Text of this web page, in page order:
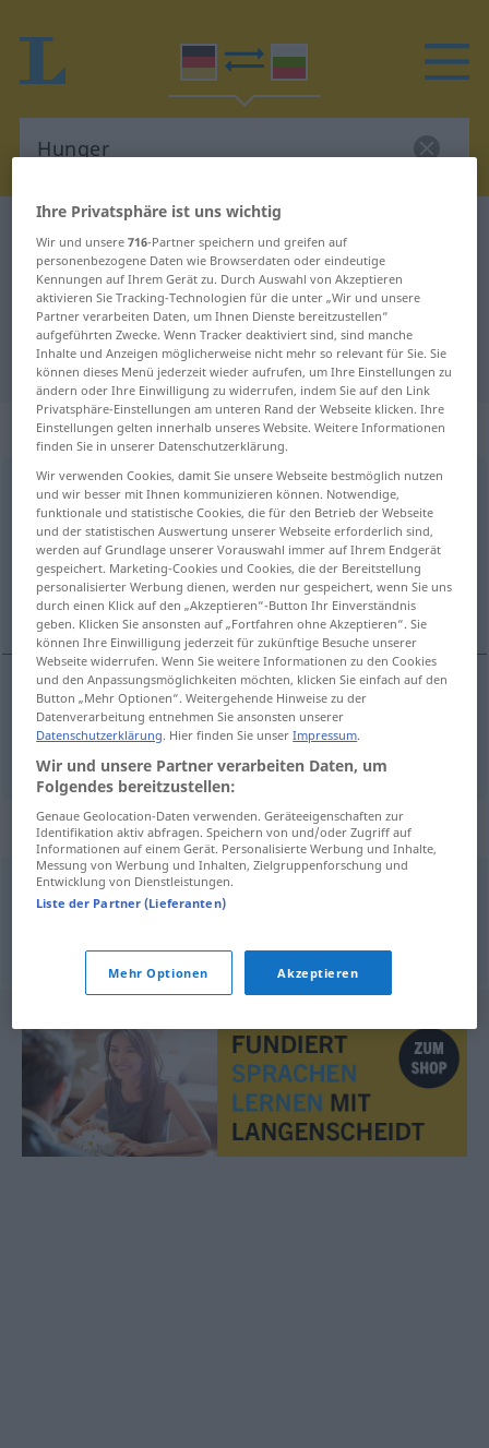
Deutsch-Bulgarisch Übersetzung
für "Hunger"
"Hunger" Bulgarisch Übersetzung
„Hunger“: maskulin
Hungerm
Übersicht aller Übersetzungen
(Für mehr Details die Übersetzung anklicken/antippen)
глад
глад Hunger
Synonyme für "Hunger"
Appetit
© OpenThesaurus.de
Ihre Privatsphäre ist uns wichtig
Wir und unsere716-Partner speichern und greifen auf
personenbezogene Daten wie Browserdaten oder eindeutige
Kennungen auf Ihrem Gerät zu. Durch Auswahl von Akzeptieren
aktivieren Sie Tracking-Technologien für die unter „Wir und unsere
Partner verarbeiten Daten, um Ihnen Dienste bereitzustellen“
aufgeführten Zwecke. Wenn Tracker deaktiviert sind, sind manche
Inhalte und Anzeigen möglicherweise nicht mehr so relevant für Sie. Sie
können dieses Menü jederzeit wieder aufrufen, um Ihre Einstellungen zu
ändern oder Ihre Einwilligung zu widerrufen, indem Sie auf den Link
Privatsphäre-Einstellungen am unteren Rand der Webseite klicken. Ihre
Einstellungen gelten innerhalb unseres Website. Weitere Informationen
finden Sie in unserer Datenschutzerklärung.
Wir verwenden Cookies, damit Sie unsere Webseite bestmöglich nutzen
und wir besser mit Ihnen kommunizieren können. Notwendige,
funktionale und statistische Cookies, die für den Betrieb der Webseite
und der statistischen Auswertung unserer Webseite erforderlich sind,
werden auf Grundlage unserer Vorauswahl immer auf Ihrem Endgerät
gespeichert. Marketing-Cookies und Cookies, die der Bereitstellung
personalisierter Werbung dienen, werden nur gespeichert, wenn Sie uns
durch einen Klick auf den „Akzeptieren“-Button Ihr Einverständnis
geben. Klicken Sie ansonsten auf „Fortfahren ohne Akzeptieren“. Sie
können Ihre Einwilligung jederzeit für zukünftige Besuche unserer
Webseite widerrufen. Wenn Sie weitere Informationen zu den Cookies
und den Anpassungsmöglichkeiten möchten, klicken Sie einfach auf den
Button „Mehr Optionen“. Weitergehende Hinweise zu der
Datenverarbeitung entnehmen Sie ansonsten unserer
Datenschutzerklärung. Hier finden Sie unserImpressum.
Wir und unsere Partner verarbeiten Daten, um
Folgendes bereitzustellen:
Genaue Geolocation-Daten verwenden. Geräteeigenschaften zur
Identifikation aktiv abfragen. Speichern von und/oder Zugriff auf
Informationen auf einem Gerät. Personalisierte Werbung und Inhalte,
Messung von Werbung und Inhalten, Zielgruppenforschung und
Entwicklung von Dienstleistungen.
Liste der Partner (Lieferanten)
Mehr Optionen Akzeptieren